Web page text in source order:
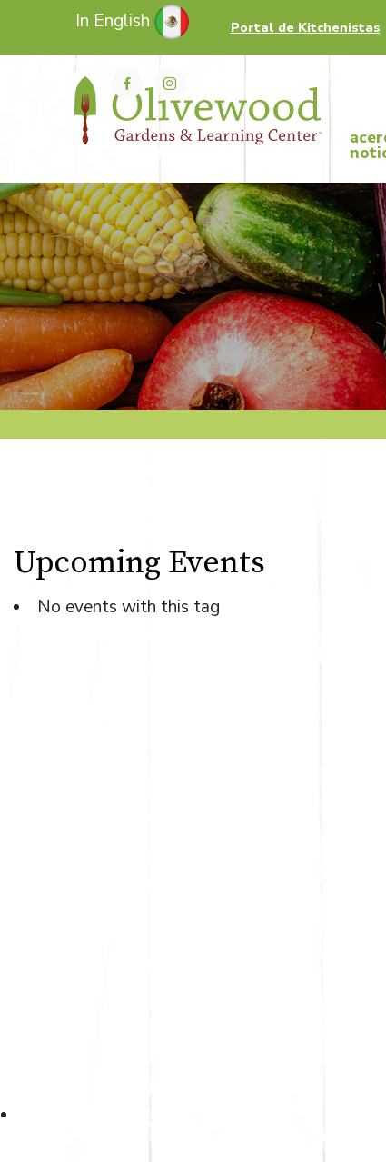
In English Portal de Kitchenistas
Upcoming Events
No events with this tag